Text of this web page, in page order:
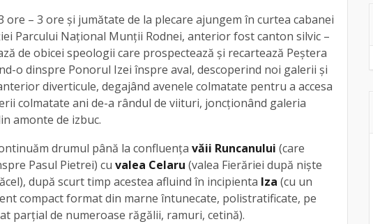
ore – 3 ore și jumătate de la plecare ajungem în curtea cabanei
Parcului Național Munții Rodnei, anterior fost canton silvic –
de obicei speologii care prospectează şi recartează Peştera
o dinspre Ponorul Izei înspre aval, descoperind noi galerii şi
diverticule, degajând avenele colmatate pentru a accesa
colmatate ani de-a rândul de viituri, joncţionând galeria
amonte de izbuc.
drumul până la confluenţa văii Runcanului (care
Pasul Pietrei) cu valea Celaru (valea Fierăriei după nişte
după scurt timp acestea afluind în incipienta Iza (cu un
compact format din marne întunecate, polistratificate, pe
parţial de numeroase răgălii, ramuri, cetină).